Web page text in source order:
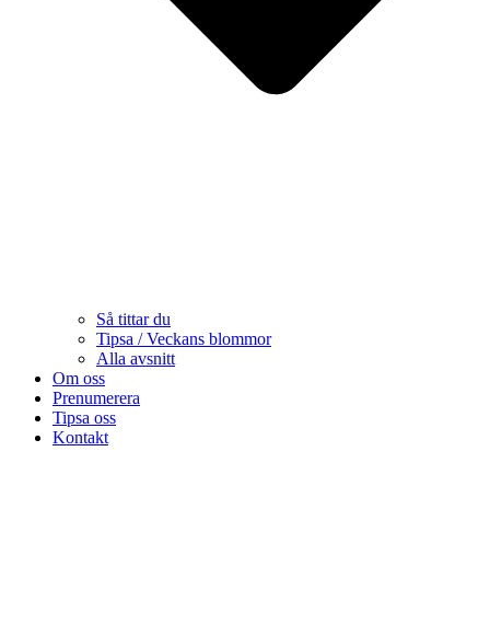
Så tittar du
Tipsa / Veckans blommor
Alla avsnitt
Om oss
Prenumerera
Tipsa oss
Kontakt